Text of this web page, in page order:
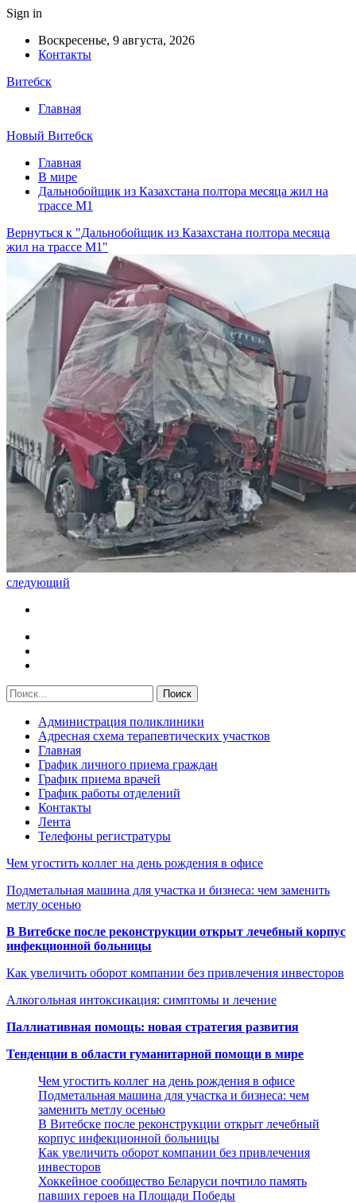
Sign in
Воскресенье, 9 августа, 2026
Контакты
Витебск
Главная
Новый Витебск
Главная
В мире
Дальнобойщик из Казахстана полтора месяца жил на
трассе М1
Вернуться к "Дальнобойщик из Казахстана полтора месяца
жил на трассе М1"
следующий
Администрация поликлиники
Адресная схема терапевтических участков
Главная
График личного приема граждан
График приема врачей
График работы отделений
Контакты
Лента
Телефоны регистратуры
Чем угостить коллег на день рождения в офисе
Подметальная машина для участка и бизнеса: чем заменить
метлу осенью
В Витебске после реконструкции открыт лечебный корпус
инфекционной больницы
Как увеличить оборот компании без привлечения инвесторов
Алкогольная интоксикация: симптомы и лечение
Паллиативная помощь: новая стратегия развития
Тенденции в области гуманитарной помощи в мире
Чем угостить коллег на день рождения в офисе
Подметальная машина для участка и бизнеса: чем
заменить метлу осенью
В Витебске после реконструкции открыт лечебный
корпус инфекционной больницы
Как увеличить оборот компании без привлечения
инвесторов
Хоккейное сообщество Беларуси почтило память
павших героев на Площади Победы